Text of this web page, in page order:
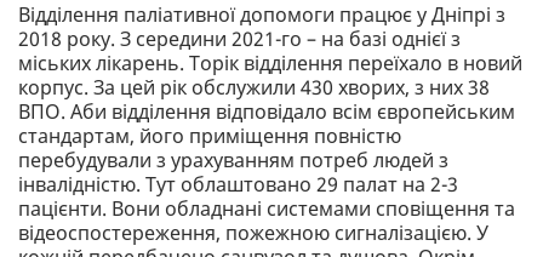
Відділення паліативної допомоги працює у Дніпрі з
2018 року. З середини 2021-го – на базі однієї з
міських лікарень. Торік відділення переїхало в новий
корпус. За цей рік обслужили 430 хворих, з них 38
ВПО. Аби відділення відповідало всім європейським
стандартам, його приміщення повністю
перебудували з урахуванням потреб людей з
інвалідністю. Тут облаштовано 29 палат на 2-3
пацієнти. Вони обладнані системами сповіщення та
відеоспостереження, пожежною сигналізацією. У